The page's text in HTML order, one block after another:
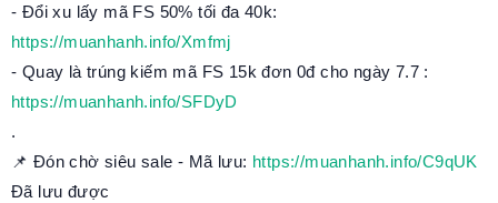
- Đổi xu lấy mã FS 50% tối đa 40k:
https://muanhanh.info/Xmfmj
- Quay là trúng kiếm mã FS 15k đơn 0đ cho ngày 7.7 :
https://muanhanh.info/SFDyD
.
📌 Đón chờ siêu sale - Mã lưu: https://muanhanh.info/C9qUK
Đã lưu được